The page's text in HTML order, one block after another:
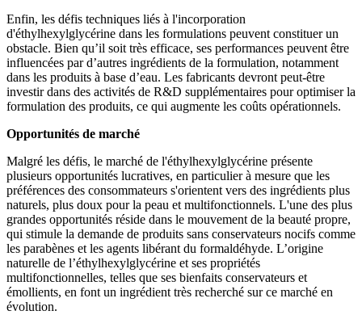
Enfin, les défis techniques liés à l'incorporation
d'éthylhexylglycérine dans les formulations peuvent constituer un
obstacle. Bien qu’il soit très efficace, ses performances peuvent être
influencées par d’autres ingrédients de la formulation, notamment
dans les produits à base d’eau. Les fabricants devront peut-être
investir dans des activités de R&D supplémentaires pour optimiser la
formulation des produits, ce qui augmente les coûts opérationnels.
Opportunités de marché
Malgré les défis, le marché de l'éthylhexylglycérine présente
plusieurs opportunités lucratives, en particulier à mesure que les
préférences des consommateurs s'orientent vers des ingrédients plus
naturels, plus doux pour la peau et multifonctionnels. L'une des plus
grandes opportunités réside dans le mouvement de la beauté propre,
qui stimule la demande de produits sans conservateurs nocifs comme
les parabènes et les agents libérant du formaldéhyde. L’origine
naturelle de l’éthylhexylglycérine et ses propriétés
multifonctionnelles, telles que ses bienfaits conservateurs et
émollients, en font un ingrédient très recherché sur ce marché en
évolution.